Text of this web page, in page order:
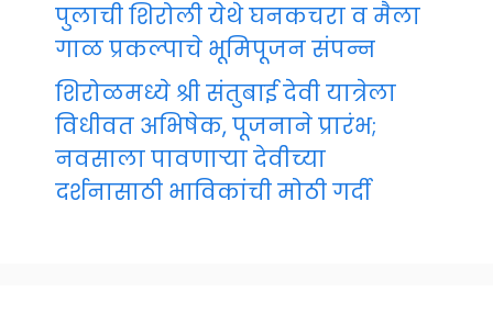
पुलाची शिरोली येथे घनकचरा व मैला
गाळ प्रकल्पाचे भूमिपूजन संपन्न
शिरोळमध्ये श्री संतुबाई देवी यात्रेला
विधीवत अभिषेक, पूजनाने प्रारंभ;
नवसाला पावणाऱ्या देवीच्या
दर्शनासाठी भाविकांची मोठी गर्दी